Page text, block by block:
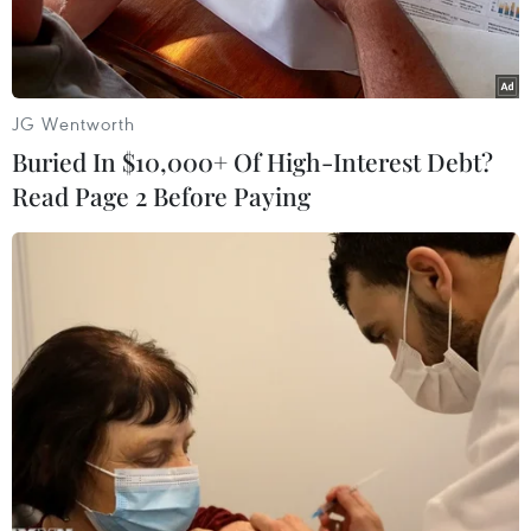
Nguyên Thứ trưởng Bộ Văn hóa Thông tin Đỗ Quý Doãn (giữa),
Chủ tịch Hiệp hội Quảng cáo Việt Nam Nguyễn Trường Sơn
(trái) và Tổng Biên tập Tiếp thị & Gia đình.
Ngày 22/7, Lễ kỷ niệm 25 năm một chặng đường
của Tạp chí Tiếp thị & Gia đình đã được tổ chức
tại Hà Nội.
Lễ kỷ niệm có sự góp mặt của đại diện lãnh đạo
JG Wentworth
Buried In $10,000+ Of High-Interest Debt?
Read Page 2 Before Paying